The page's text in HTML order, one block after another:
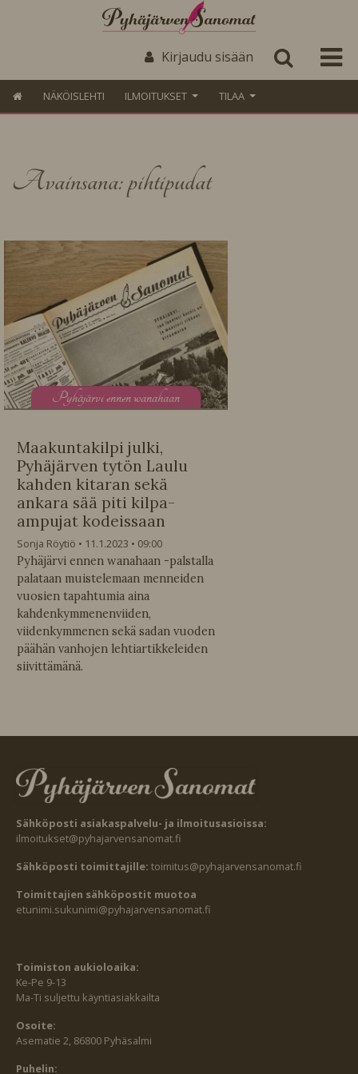
Kirjaudu sisään
NÄKÖISLEHTI ILMOITUKSET TILAA
Avainsana: pihtipudat
Pyhäjärvi ennen wanahaan
Maakuntakilpi julki,
Pyhäjärven tytön Laulu
kahden kitaran sekä
ankara sää piti kilpa-
ampujat kodeissaan
Sonja Röytiö 11.1.2023
09:00
Pyhäjärvi ennen wanahaan -palstalla
palataan muistelemaan menneiden
vuosien tapahtumia aina
kahdenkymmenenviiden,
viidenkymmenen sekä sadan vuoden
päähän vanhojen lehtiartikkeleiden
siivittämänä.
Sähköposti asiakaspalvelu- ja ilmoitusasioissa:
ilmoitukset@pyhajarvensanomat.fi
Sähköposti toimittajille: toimitus@pyhajarvensanomat.fi
Toimittajien sähköpostit muotoa
etunimi.sukunimi@pyhajarvensanomat.fi
Toimiston aukioloaika:
Ke-Pe 9-13
Ma-Ti suljettu käyntiasiakkailta
Osoite:
Asematie 2, 86800 Pyhäsalmi
Puhelin: